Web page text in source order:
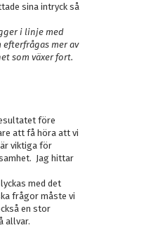
sina intryck så
i linje med
mer av
som växer fort.
före
att få höra att vi
viktiga för
Jag hittar
med det
frågor måste vi
en stor
allvar.